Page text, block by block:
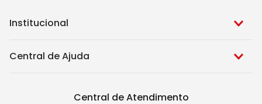
Institucional
Central de Ajuda
Central de Atendimento